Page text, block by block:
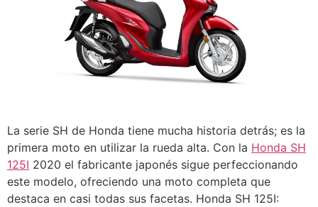
La serie SH de Honda tiene mucha historia detrás; es la
primera moto en utilizar la rueda alta. Con la Honda SH
125I 2020 el fabricante japonés sigue perfeccionando
este modelo, ofreciendo una moto completa que
destaca en casi todas sus facetas. Honda SH 125I: